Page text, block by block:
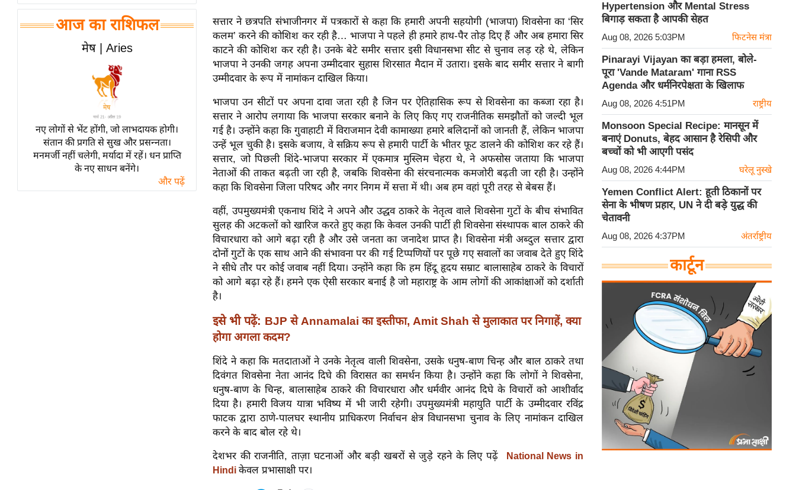
चाय पर
समीक्षा
व्रत
त्योहार
राशिफल
विशेष
आज का राशिफल
मेष | Aries
नए लोगों से भेंट होंगी, जो लाभदायक होगी।
संतान की प्रगति से सुख और प्रसन्नता।
मनमर्जी नहीं चलेगी, मर्यादा में रहें। धन प्राप्ति
के नए साधन बनेंगे।
और पढ़ें
सत्तार ने छत्रपति संभाजीनगर में पत्रकारों से कहा कि हमारी अपनी सहयोगी (भाजपा) शिवसेना का ‘सिर
कलम’ करने की कोशिश कर रही है… भाजपा ने पहले ही हमारे हाथ-पैर तोड़ दिए हैं और अब हमारा सिर
काटने की कोशिश कर रही है। उनके बेटे समीर सत्तार इसी विधानसभा सीट से चुनाव लड़ रहे थे, लेकिन
भाजपा ने उनकी जगह अपना उम्मीदवार सुहास शिरसात मैदान में उतारा। इसके बाद समीर सत्तार ने बागी
उम्मीदवार के रूप में नामांकन दाखिल किया।
भाजपा उन सीटों पर अपना दावा जता रही है जिन पर ऐतिहासिक रूप से शिवसेना का कब्जा रहा है।
सत्तार ने आरोप लगाया कि भाजपा सरकार बनाने के लिए किए गए राजनीतिक समझौतों को जल्दी भूल
गई है। उन्होंने कहा कि गुवाहाटी में विराजमान देवी कामाख्या हमारे बलिदानों को जानती हैं, लेकिन भाजपा
उन्हें भूल चुकी है। इसके बजाय, वे सक्रिय रूप से हमारी पार्टी के भीतर फूट डालने की कोशिश कर रहे हैं।
सत्तार, जो पिछली शिंदे-भाजपा सरकार में एकमात्र मुस्लिम चेहरा थे, ने अफसोस जताया कि भाजपा
नेताओं की ताकत बढ़ती जा रही है, जबकि शिवसेना की संरचनात्मक कमजोरी बढ़ती जा रही है। उन्होंने
कहा कि शिवसेना जिला परिषद और नगर निगम में सत्ता में थी। अब हम वहां पूरी तरह से बेबस हैं।
वहीं, उपमुख्यमंत्री एकनाथ शिंदे ने अपने और उद्धव ठाकरे के नेतृत्व वाले शिवसेना गुटों के बीच संभावित
सुलह की अटकलों को खारिज करते हुए कहा कि केवल उनकी पार्टी ही शिवसेना संस्थापक बाल ठाकरे की
विचारधारा को आगे बढ़ा रही है और उसे जनता का जनादेश प्राप्त है। शिवसेना मंत्री अब्दुल सत्तार द्वारा
दोनों गुटों के एक साथ आने की संभावना पर की गई टिप्पणियों पर पूछे गए सवालों का जवाब देते हुए शिंदे
ने सीधे तौर पर कोई जवाब नहीं दिया। उन्होंने कहा कि हम हिंदू हृदय सम्राट बालासाहेब ठाकरे के विचारों
को आगे बढ़ा रहे हैं। हमने एक ऐसी सरकार बनाई है जो महाराष्ट्र के आम लोगों की आकांक्षाओं को दर्शाती
है।
इसे भी पढ़ें: BJP से Annamalai का इस्तीफा, Amit Shah से मुलाकात पर निगाहें, क्या
होगा अगला कदम?
शिंदे ने कहा कि मतदाताओं ने उनके नेतृत्व वाली शिवसेना, उसके धनुष-बाण चिन्ह और बाल ठाकरे तथा
दिवंगत शिवसेना नेता आनंद दिघे की विरासत का समर्थन किया है। उन्होंने कहा कि लोगों ने शिवसेना,
धनुष-बाण के चिन्ह, बालासाहेब ठाकरे की विचारधारा और धर्मवीर आनंद दिघे के विचारों को आशीर्वाद
दिया है। हमारी विजय यात्रा भविष्य में भी जारी रहेगी। उपमुख्यमंत्री महायुति पार्टी के उम्मीदवार रविंद्र
फाटक द्वारा ठाणे-पालघर स्थानीय प्राधिकरण निर्वाचन क्षेत्र विधानसभा चुनाव के लिए नामांकन दाखिल
करने के बाद बोल रहे थे।
देशभर की राजनीति, ताज़ा घटनाओं और बड़ी खबरों से जुड़े रहने के लिए पढ़ें
National News in
Hindi केवल प्रभासाक्षी पर।
Hypertension और Mental Stress
बिगाड़ सकता है आपकी सेहत
Aug 08, 2026 5:03PM फिटनेस मंत्रा
Pinarayi Vijayan का बड़ा हमला, बोले-
पूरा 'Vande Mataram' गाना RSS
Agenda और धर्मनिरपेक्षता के खिलाफ
Aug 08, 2026 4:51PM राष्ट्रीय
Monsoon Special Recipe: मानसून में
बनाएं Donuts, बेहद आसान है रेसिपी और
बच्चों को भी आएगी पसंद
Aug 08, 2026 4:44PM घरेलू नुस्खे
Yemen Conflict Alert: हूती ठिकानों पर
सेना के भीषण प्रहार, UN ने दी बड़े युद्ध की
चेतावनी
Aug 08, 2026 4:37PM अंतर्राष्ट्रीय
कार्टून